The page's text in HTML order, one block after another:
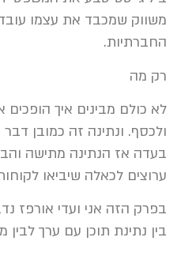
משווק שמכבד את עצמו
החברתיות.
רק מה
לא כולם מבינים איך
ולכסף. ונתינה זה כמובן
בעדה אז הנתינה מתישה
ערוצים לכאלה שיביאו
בפרק הזה אני ועדי אורפז
בין נתינת תוכן עם ערך לבין